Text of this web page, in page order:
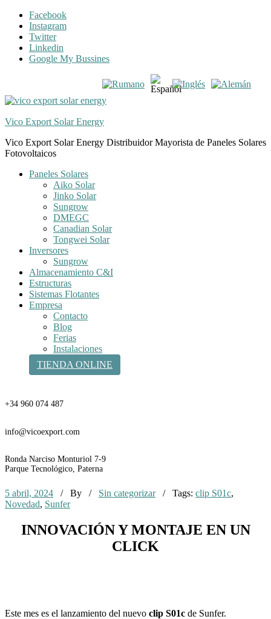
Skip
navigation
Skip
content
Facebook
Instagram
Twitter
Linkedin
Google My Bussines
Vico Export Solar Energy
Vico Export Solar Energy Distribuidor Mayorista de Paneles Solares
Fotovoltaicos
Toggle
navigation
Paneles Solares
Aiko Solar
Jinko Solar
Sungrow
DMEGC
Canadian Solar
Tongwei Solar
Inversores
Sungrow
Almacenamiento C&I
Estructuras
Sistemas Flotantes
Empresa
Contacto
Blog
Ferias
Instalaciones
TIENDA ONLINE
Teléfono
+34 960 074 487
Email
info@vicoexport.com
Dirección
Ronda Narciso Monturiol 7-9
Parque Tecnológico, Paterna
5 abril, 2024 / By / Sin categorizar/ Tags: clip S01c,
Novedad, Sunfer
INNOVACIÓN Y MONTAJE EN UN
CLICK
Este mes es el lanzamiento del nuevo clip S01c de Sunfer.